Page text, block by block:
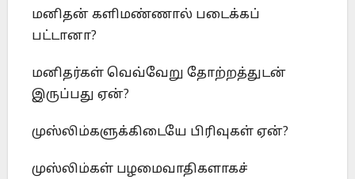
மனிதன் களிமண்ணால் படைக்கப்
பட்டானா?
மனிதர்கள் வெவ்வேறு தோற்றத்துடன்
இருப்பது ஏன்?
முஸ்லிம்களுக்கிடையே பிரிவுகள் ஏன்?
முஸ்லிம்கள் பழமைவாதிகளாகச்